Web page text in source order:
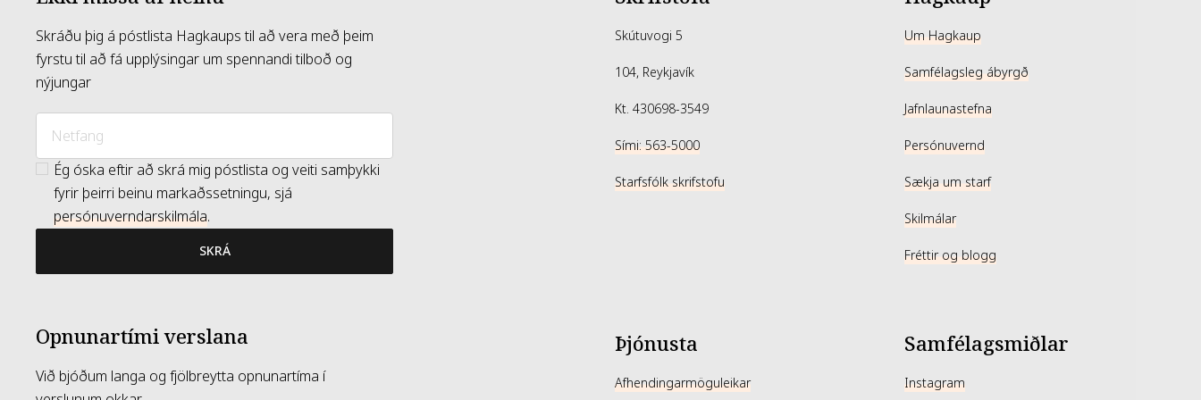
Skráðu þig á póstlista Hagkaups til að vera með þeim
fyrstu til að fá upplýsingar um spennandi tilboð og
nýjungar
Ég óska eftir að skrá mig póstlista og veiti samþykki
fyrir þeirri beinu markaðssetningu, sjá
persónuverndarskilmála.
SKRÁ
Opnunartími verslana
Við bjóðum langa og fjölbreytta opnunartíma í
Skútuvogi 5
104, Reykjavík
Kt. 430698-3549
Sími: 563-5000
Starfsfólk skrifstofu
Um Hagkaup
Samfélagsleg ábyrgð
Jafnlaunastefna
Persónuvernd
Sækja um starf
Skilmálar
Fréttir og blogg
Þjónusta
Afhendingarmöguleikar
Samfélagsmiðlar
Instagram